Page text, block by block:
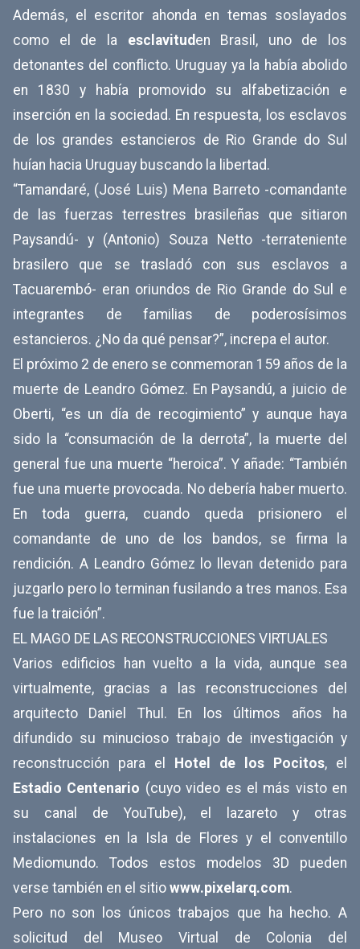
Además, el escritor ahonda en temas soslayados
como el de la esclavituden Brasil, uno de los
detonantes del conflicto. Uruguay ya la había abolido
en 1830 y había promovido su alfabetización e
inserción en la sociedad. En respuesta, los esclavos
de los grandes estancieros de Rio Grande do Sul
huían hacia Uruguay buscando la libertad.
“Tamandaré, (José Luis) Mena Barreto -comandante
de las fuerzas terrestres brasileñas que sitiaron
Paysandú- y (Antonio) Souza Netto -terrateniente
brasilero que se trasladó con sus esclavos a
Tacuarembó- eran oriundos de Rio Grande do Sul e
integrantes de familias de poderosísimos
estancieros. ¿No da qué pensar?”, increpa el autor.
El próximo 2 de enero se conmemoran 159 años de la
muerte de Leandro Gómez. En Paysandú, a juicio de
Oberti, “es un día de recogimiento” y aunque haya
sido la “consumación de la derrota”, la muerte del
general fue una muerte “heroica”. Y añade: “También
fue una muerte provocada. No debería haber muerto.
En toda guerra, cuando queda prisionero el
comandante de uno de los bandos, se firma la
rendición. A Leandro Gómez lo llevan detenido para
juzgarlo pero lo terminan fusilando a tres manos. Esa
fue la traición”.
EL MAGO DE LAS RECONSTRUCCIONES VIRTUALES
Varios edificios han vuelto a la vida, aunque sea
virtualmente, gracias a las reconstrucciones del
arquitecto Daniel Thul. En los últimos años ha
difundido su minucioso trabajo de investigación y
reconstrucción para el
Hotel de los Pocitos, el
Estadio Centenario (cuyo video es el más visto en
su canal de YouTube), el lazareto y otras
instalaciones en la Isla de Flores y el conventillo
Mediomundo. Todos estos modelos 3D pueden
verse también en el sitio www.pixelarq.com.
Pero no son los únicos trabajos que ha hecho. A
solicitud del Museo Virtual de Colonia del